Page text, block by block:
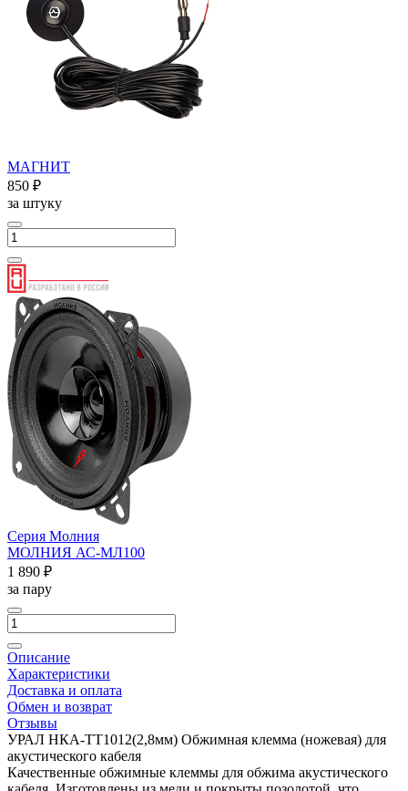
МАГНИТ
850 ₽
за штуку
Серия Молния
МОЛНИЯ АС-МЛ100
1 890 ₽
за пару
Описание
Характеристики
Доставка и оплата
Обмен и возврат
Отзывы
УРАЛ НКА-ТТ1012(2,8мм) Обжимная клемма (ножевая) для
акустического кабеля
Качественные обжимные клеммы для обжима акустического